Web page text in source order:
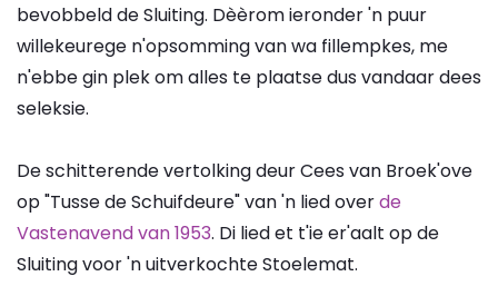
bevobbeld de Sluiting. Dèèrom ieronder 'n puur
willekeurege n'opsomming van wa fillempkes, me
n'ebbe gin plek om alles te plaatse dus vandaar dees
seleksie.
De schitterende vertolking deur Cees van Broek'ove
op "Tusse de Schuifdeure" van 'n lied overde
Vastenavend van 1953. Di lied et t'ie er'aalt op de
Sluiting voor 'n uitverkochte Stoelemat.